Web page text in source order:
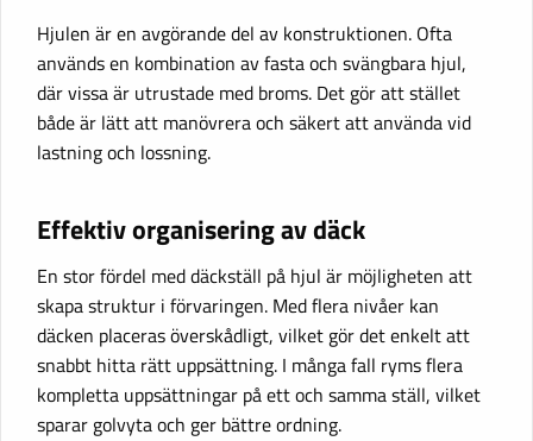
Hjulen är en avgörande del av konstruktionen. Ofta
används en kombination av fasta och svängbara hjul,
där vissa är utrustade med broms. Det gör att stället
både är lätt att manövrera och säkert att använda vid
lastning och lossning.
Effektiv organisering av däck
En stor fördel med däckställ på hjul är möjligheten att
skapa struktur i förvaringen. Med flera nivåer kan
däcken placeras överskådligt, vilket gör det enkelt att
snabbt hitta rätt uppsättning. I många fall ryms flera
kompletta uppsättningar på ett och samma ställ, vilket
sparar golvyta och ger bättre ordning.